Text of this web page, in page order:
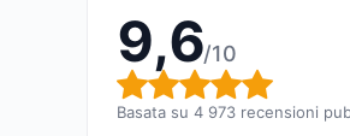
9,6/10
Valutazione
Basata su 4 973 recensioni